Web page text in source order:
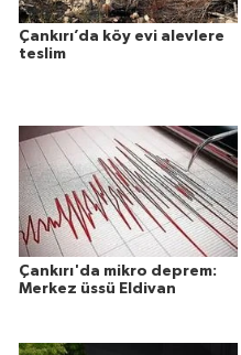
Çankırı’da köy evi alevlere
teslim
Çankırı'da mikro deprem:
Merkez üssü Eldivan